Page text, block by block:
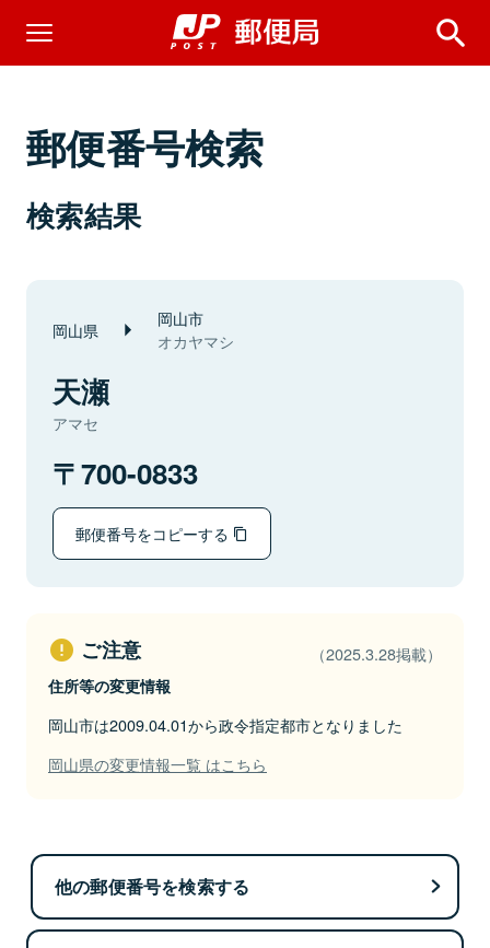
郵便番号検索
検索結果
岡山県 岡山市
オカヤマシ
天瀬
アマセ
700-0833
郵便番号をコピーする
ご注意 （2025.3.28掲載）
住所等の変更情報
岡山市は2009.04.01から政令指定都市となりました
岡山県の変更情報一覧 はこちら
他の郵便番号を検索する